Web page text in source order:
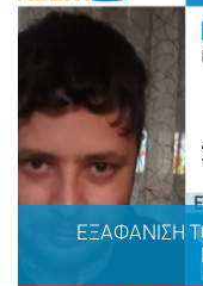
ΕΞΑΦΑΝΙΣΗ TOY
ΕΞΑΦΑΝΙΣΗ